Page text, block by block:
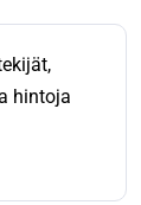
hintoja